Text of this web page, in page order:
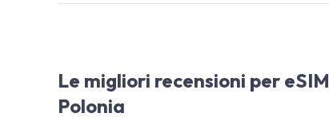
Le migliori recensioni per eSIM
Polonia